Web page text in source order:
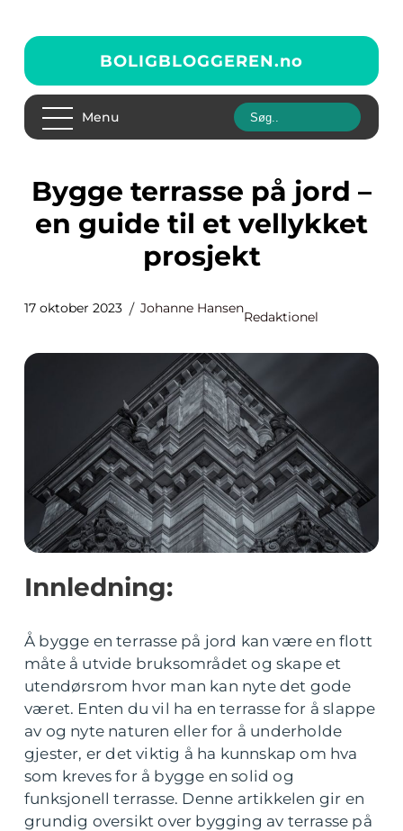
BOLIGBLOGGEREN.no
Menu
Bygge terrasse på jord –
en guide til et vellykket
prosjekt
17 oktober 2023 Johanne Hansen
Redaktionel
Innledning:
Å bygge en terrasse på jord kan være en flott
måte å utvide bruksområdet og skape et
utendørsrom hvor man kan nyte det gode
været. Enten du vil ha en terrasse for å slappe
av og nyte naturen eller for å underholde
gjester, er det viktig å ha kunnskap om hva
som kreves for å bygge en solid og
funksjonell terrasse. Denne artikkelen gir en
grundig oversikt over bygging av terrasse på